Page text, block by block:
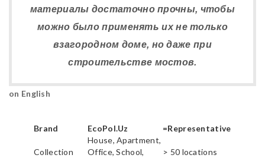
материалы достаточно прочны, чтобы
можно было применять их не только
взагородном доме, но даже при
строительстве мостов.
on English
Brand EcoPol.Uz =Representative
Collection
House, Apartment,
Office, School,
> 50 locations